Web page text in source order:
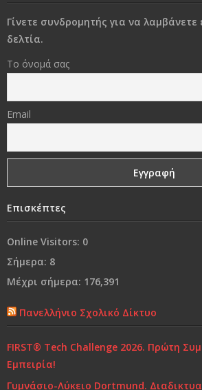
μορφές βίας που προμηνύουν το κακό
Στο διάβα της ζωής να φροντίσεις να
«Δεν φωτιζόμαστε κοιτάζοντας το
Γονικές συμπεριφορές που
Ναι, θα έφευγα
Ο κόσμος μας…
Χρόνια Πολλά...
Ελένη Γλύκατζη Αρβελέρ: Η Παιδεία
αντίδοτο στην κρίση και ξεκινά από
Γίνετε συνδρομητής για να λαμβάνετε
δελτία.
Το όνομά σας
Email
Επισκέπτες
Online Visitors: 0
Σήμερα: 8
Μέχρι σήμερα: 176,391
Πανελλήνιο Σχολικό Δίκτυο
FIRST® Tech Challenge 2026. Πρώτη
Εμπειρία!
Γυμνάσιο-Λύκειο Dortmund.